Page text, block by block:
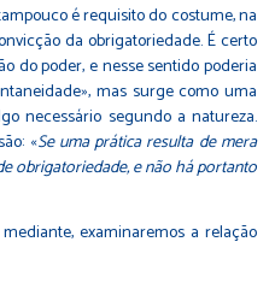
é requisito do costume, na
da obrigatoriedade. É certo
do poder, e nesse sentido poderia
mas surge como uma
necessário segundo a natureza.
«Se uma prática resulta de mera
obrigatoriedade, e não há portanto
examinaremos a relação